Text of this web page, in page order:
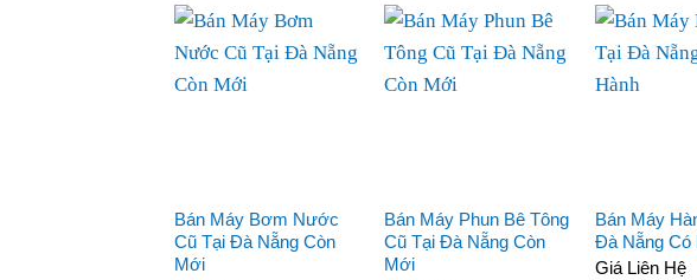
Bán Máy Bơm Nước
Cũ Tại Đà Nẵng Còn
Mới
Bán Máy Phun Bê Tông
Cũ Tại Đà Nẵng Còn
Mới
Bán Máy
Đà Nẵng Có
Giá Liên Hệ